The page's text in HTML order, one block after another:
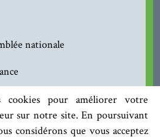
cookies pour améliorer votre
sur notre site. En poursuivant
considérons que vous acceptez
nationale